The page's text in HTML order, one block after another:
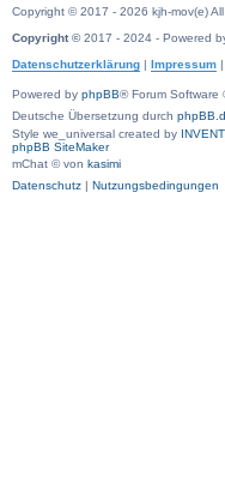
Copyright © 2017 - 2026 kjh-mov(e)
Copyright ©2017 - 2024 - Powered
Datenschutzerklärung | Impressum |
Powered by phpBB® Forum Software
Deutsche Übersetzung durch
Style we_universal created by
phpBB SiteMaker
mChat © von kasimi
Datenschutz | Nutzungsbedingungen